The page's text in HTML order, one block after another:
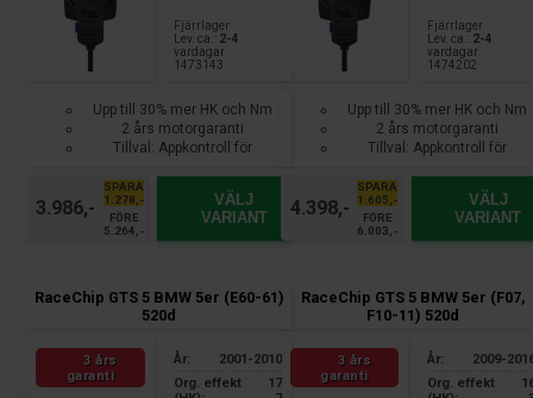
Fjärrlager
Lev. ca.:
2-4
vardagar
1473143
Upp till 30% mer HK och Nm
2 års motorgaranti
Tillval: Appkontroll för
3.986,-
SPARA
1.278,-
FÖRE
5.264,-
VÄLJ
VARIANT
Fjärrlager
Lev. ca.: 2-4
vardagar
1474202
Upp till 30% mer HK och Nm
2 års motorgaranti
Tillval: Appkontroll för
4.398,-
SPARA
1.605,-
FÖRE
6.003,-
VÄLJ
VARIANT
RaceChip GTS 5 BMW 5er (E60-61)
520d
3 års
garanti
År:
2001-2010
Org. effekt
17
RaceChip GTS 5 BMW 5er (F07,
F10-11) 520d
3 års
garanti
År:
2009-
Org. effekt